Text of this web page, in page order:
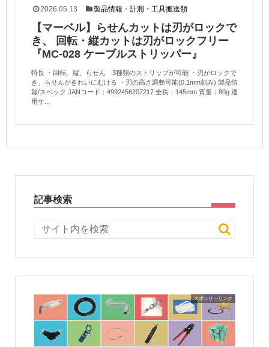
2026.05.13 製品情報 ・計測・工具搬送類
【マーベル】らせんカットは刃がロックで
き、 回転・縦カットは刃がロックフリー
『MC-028 ケーブルストリッパー』
特長 ・回転、縦、らせん 3種類のストリップが可能 ・刃がロックで
き、らせんがきれいにむける ・刃の高さ調整可能(0.1mm刻み) 製品情
報/スペック JANコード：4992456207217 全長：145mm 質量：80g 適
用ケ...
記事検索